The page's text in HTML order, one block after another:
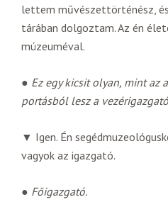
lettem művészettörténész,
tárában dolgoztam. Az én
múzeuméval.
● Ez egy kicsit olyan, mint az
portásból lesz a
▼ Igen. Én
vagyok az igazgató.
● Főigazgató.